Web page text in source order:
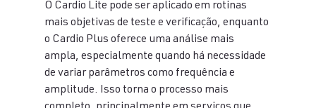
O Cardio Lite pode ser aplicado em rotinas
mais objetivas de teste e verificação, enquanto
o Cardio Plus oferece uma análise mais
ampla, especialmente quando há necessidade
de variar parâmetros como frequência e
amplitude. Isso torna o processo mais